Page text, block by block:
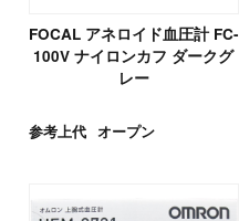
FOCAL アネロイド血圧計 FC-
100V ナイロンカフ ダークグ
レー
参考上代 オープン